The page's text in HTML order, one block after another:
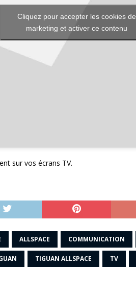
Cliquez pour accepter les cookies de
marketing et activer ce contenu
sur vos écrans TV.
ALLSPACE COMMUNICATION
TIGUAN ALLSPACE TV